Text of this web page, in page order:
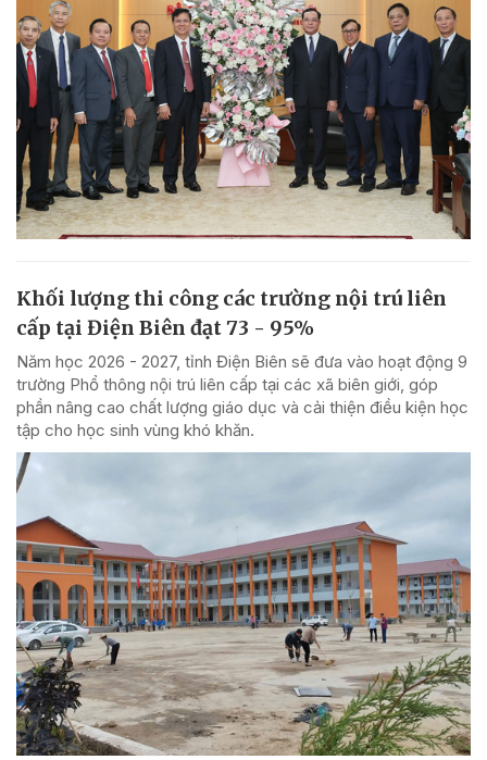
Khối lượng thi công các trường nội trú liên
cấp tại Điện Biên đạt 73 - 95%
Năm học 2026 - 2027, tỉnh Điện Biên sẽ đưa vào hoạt động 9
trường Phổ thông nội trú liên cấp tại các xã biên giới, góp
phần nâng cao chất lượng giáo dục và cải thiện điều kiện học
tập cho học sinh vùng khó khăn.